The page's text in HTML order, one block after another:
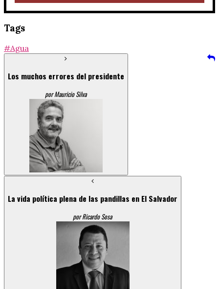
Tags
#Agua
Los muchos errores del presidente
por Mauricio Silva
La vida política plena de las pandillas en El Salvador
por Ricardo Sosa